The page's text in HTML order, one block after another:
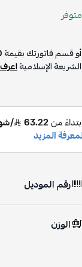
متوفر
أو قسم فاتورتك بقيمة
الشريعة الإسلاميةاعرف
رقم الموديل
الوزن